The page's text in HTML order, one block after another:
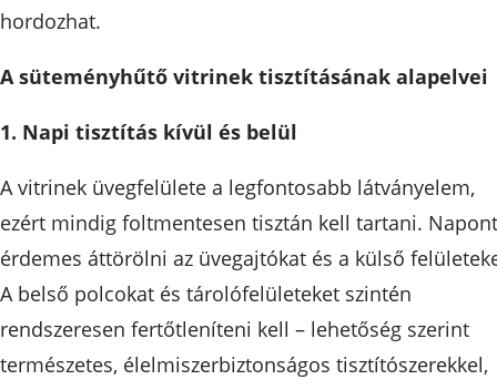
hordozhat.
A süteményhűtő vitrinek tisztításának alapelvei
1. Napi tisztítás kívül és belül
A vitrinek üvegfelülete a legfontosabb látványelem,
ezért mindig foltmentesen tisztán kell tartani.
érdemes áttörölni az üvegajtókat és a külső
A belső polcokat és tárolófelületeket szintén
rendszeresen fertőtleníteni kell – lehetőség szerint
természetes, élelmiszerbiztonságos tisztítószerekkel,